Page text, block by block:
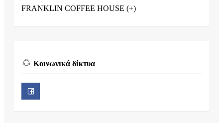
FRANKLIN COFFEE HOUSE (+)
Κοινωνικά δίκτυα